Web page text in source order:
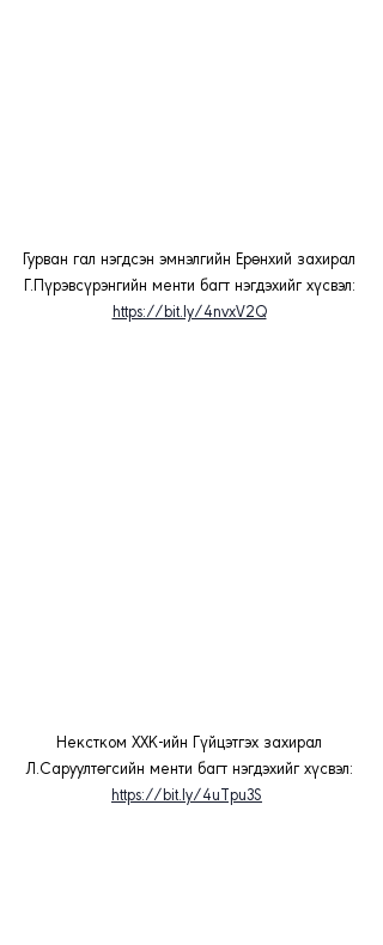
Гурван гал нэгдсэн эмнэлгийн Ерөнхий захирал
Г.Пүрэвсүрэнгийн менти багт нэгдэхийг хүсвэл:
https://bit.ly/4nvxV2Q
Некстком ХХК-ийн Гүйцэтгэх захирал
Л.Саруултөгсийн менти багт нэгдэхийг хүсвэл:
https://bit.ly/4uTpu3S